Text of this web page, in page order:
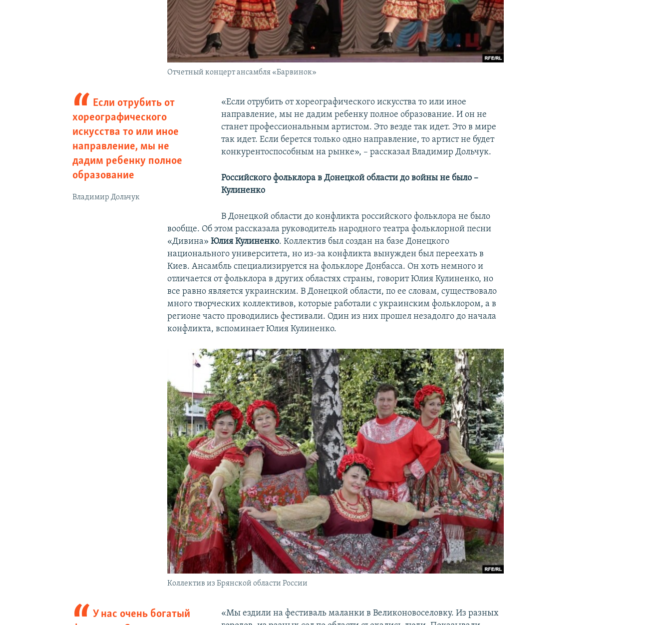
Отчетный концерт ансамбля «Барвинок»
Если отрубить от
хореографического
искусства то или иное
направление, мы не
дадим ребенку полное
образование
Владимир Дольчук
«Если отрубить от хореографического искусства то или иное
направление, мы не дадим ребенку полное образование. И он не
станет профессиональным артистом. Это везде так идет. Это в мире
так идет. Если берется только одно направление, то артист не будет
конкурентоспособным на рынке», – рассказал Владимир Дольчук.
Российского фольклора в Донецкой области до войны не было –
Кулиненко
В Донецкой области до конфликта российского фольклора не было
вообще. Об этом рассказала руководитель народного театра фольклорной песни
«Дивина»Юлия Кулиненко. Коллектив был создан на базе Донецкого
национального университета, но из-за конфликта вынужден был переехать в
Киев. Ансамбль специализируется на фольклоре Донбасса. Он хоть немного и
отличается от фольклора в других областях страны, говорит Юлия Кулиненко, но
все равно является украинским. В Донецкой области, по ее словам, существовало
много творческих коллективов, которые работали с украинским фольклором, а в
регионе часто проводились фестивали. Один из них прошел незадолго до начала
конфликта, вспоминает Юлия Кулиненко.
Коллектив из Брянской области России
У нас очень богатый
«Мы ездили на фестиваль маланки в Великоновоселовку. Из разных